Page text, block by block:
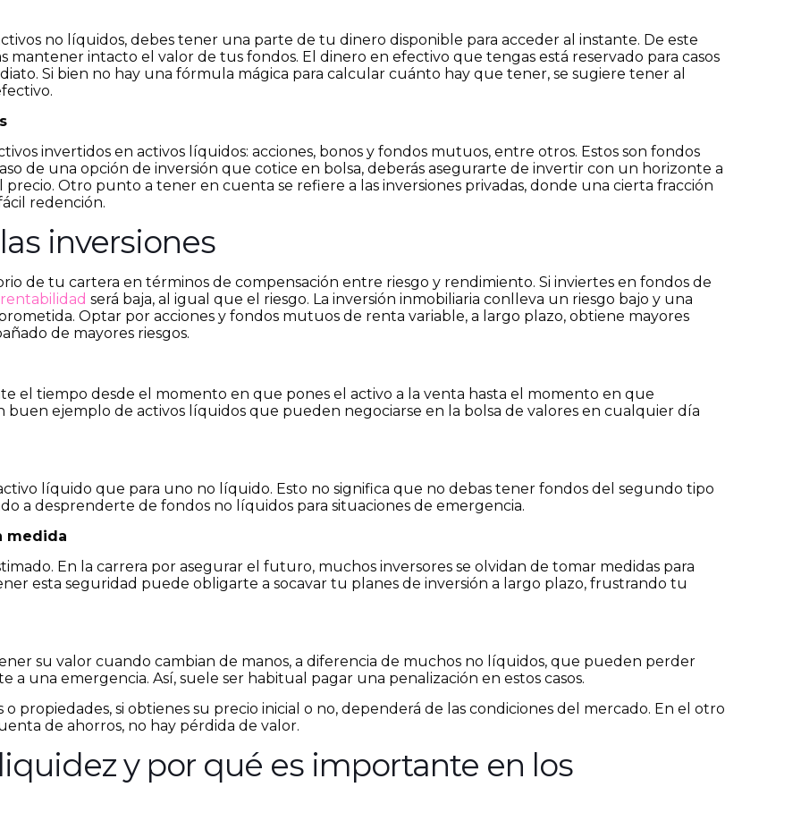
no líquidos, debes tener una parte de tu dinero disponible para acceder al instante. De este
mantener intacto el valor de tus fondos. El dinero en efectivo que tengas está reservado para casos
Si bien no hay una fórmula mágica para calcular cuánto hay que tener, se sugiere tener al
invertidos en activos líquidos: acciones, bonos y fondos mutuos, entre otros. Estos son fondos
de una opción de inversión que cotice en bolsa, deberás asegurarte de invertir con un horizonte a
Otro punto a tener en cuenta se refiere a las inversiones privadas, donde una cierta fracción
redención.
inversiones
de tu cartera en términos de compensación entre riesgo y rendimiento. Si inviertes en fondos de
rentabilidad será baja, al igual que el riesgo. La inversión inmobiliaria conlleva un riesgo bajo y una
Optar por acciones y fondos mutuos de renta variable, a largo plazo, obtiene mayores
de mayores riesgos.
el tiempo desde el momento en que pones el activo a la venta hasta el momento en que
buen ejemplo de activos líquidos que pueden negociarse en la bolsa de valores en cualquier día
líquido que para uno no líquido. Esto no significa que no debas tener fondos del segundo tipo
a desprenderte de fondos no líquidos para situaciones de emergencia.
medida
En la carrera por asegurar el futuro, muchos inversores se olvidan de tomar medidas para
esta seguridad puede obligarte a socavar tu planes de inversión a largo plazo, frustrando tu
su valor cuando cambian de manos, a diferencia de muchos no líquidos, que pueden perder
a una emergencia. Así, suele ser habitual pagar una penalización en estos casos.
propiedades, si obtienes su precio inicial o no, dependerá de las condiciones del mercado. En el otro
de ahorros, no hay pérdida de valor.
y por qué es importante en los